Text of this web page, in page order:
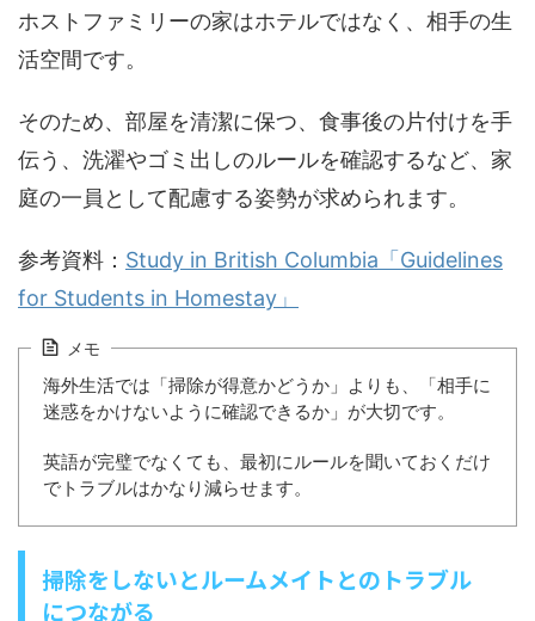
ホストファミリーの家はホテルではなく、相手の生
活空間です。
そのため、部屋を清潔に保つ、食事後の片付けを手
伝う、洗濯やゴミ出しのルールを確認するなど、家
庭の一員として配慮する姿勢が求められます。
参考資料： Study in British Columbia「Guidelines
for Students in Homestay」
メモ
海外生活では「掃除が得意かどうか」よりも、「相手に
迷惑をかけないように確認できるか」が大切です。
英語が完璧でなくても、最初にルールを聞いておくだけ
でトラブルはかなり減らせます。
掃除をしないとルームメイトとのトラブル
につながる